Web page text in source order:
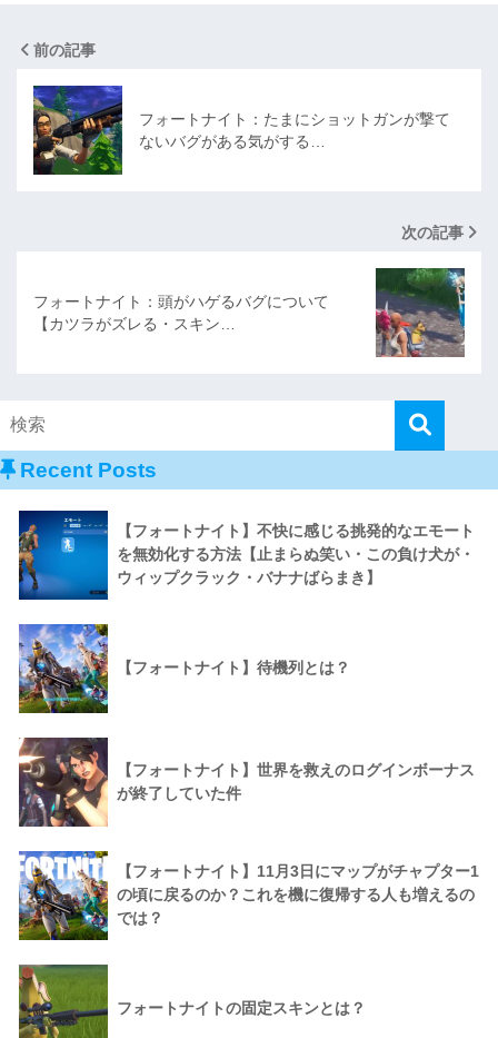
前の記事
フォートナイト：たまにショットガンが撃て
ないバグがある気がする…
次の記事
フォートナイト：頭がハゲるバグについて
【カツラがズレる・スキン…
Recent Posts
【フォートナイト】不快に感じる挑発的なエモート
を無効化する方法【止まらぬ笑い・この負け犬が・
ウィップクラック・バナナばらまき】
【フォートナイト】待機列とは？
【フォートナイト】世界を救えのログインボーナス
が終了していた件
【フォートナイト】11月3日にマップがチャプター1
の頃に戻るのか？これを機に復帰する人も増えるの
では？
フォートナイトの固定スキンとは？